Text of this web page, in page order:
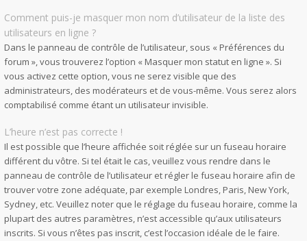
Comment puis-je masquer mon nom d’utilisateur de la liste des
utilisateurs en ligne ?
Dans le panneau de contrôle de l’utilisateur, sous « Préférences du
forum », vous trouverez l’option « Masquer mon statut en ligne ». Si
vous activez cette option, vous ne serez visible que des
administrateurs, des modérateurs et de vous-même. Vous serez alors
comptabilisé comme étant un utilisateur invisible.
L’heure n’est pas correcte !
Il est possible que l’heure affichée soit réglée sur un fuseau horaire
différent du vôtre. Si tel était le cas, veuillez vous rendre dans le
panneau de contrôle de l’utilisateur et régler le fuseau horaire afin de
trouver votre zone adéquate, par exemple Londres, Paris, New York,
Sydney, etc. Veuillez noter que le réglage du fuseau horaire, comme la
plupart des autres paramètres, n’est accessible qu’aux utilisateurs
inscrits. Si vous n’êtes pas inscrit, c’est l’occasion idéale de le faire.